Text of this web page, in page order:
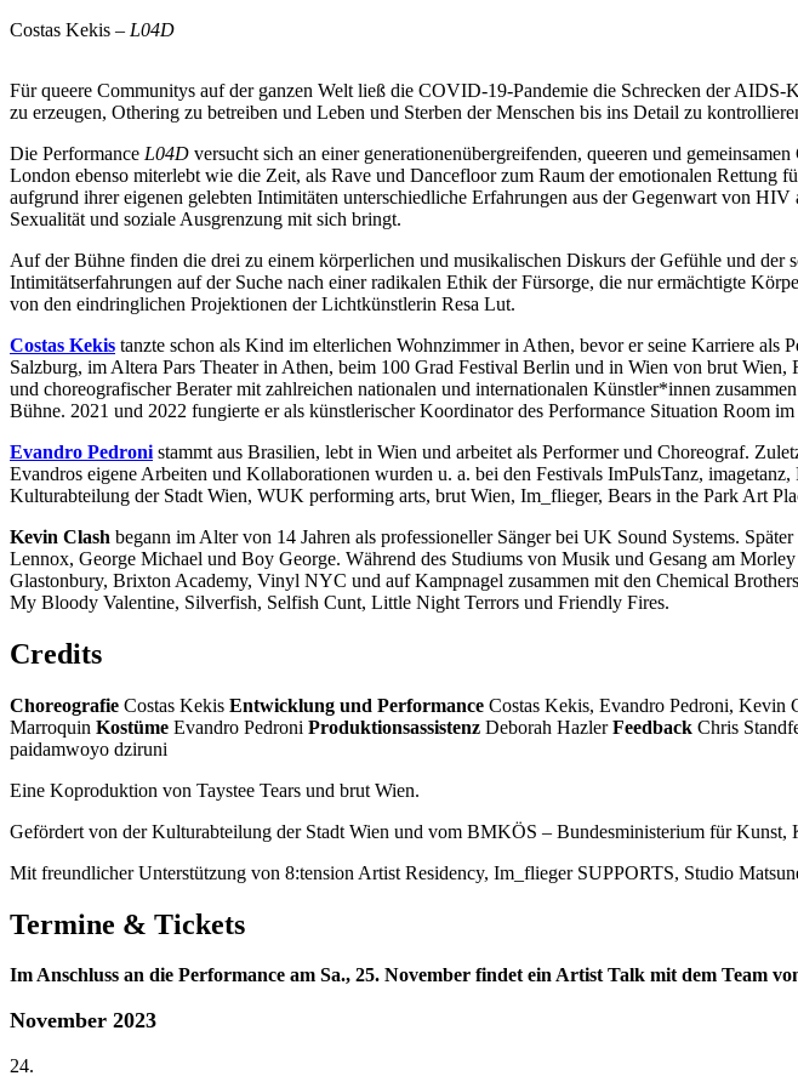
Costas Kekis – L04D
Für queere Communitys auf der ganzen Welt ließ die COVID-19-Pandemie die Schrecken der
zu erzeugen, Othering zu betreiben und Leben und Sterben der Menschen bis ins Detail zu
Die Performance L04D versucht sich an einer generationenübergreifenden, queeren und
London ebenso miterlebt wie die Zeit, als Rave und Dancefloor zum Raum der emotionalen
aufgrund ihrer eigenen gelebten Intimitäten unterschiedliche Erfahrungen aus der Gegenwart von
Sexualität und soziale Ausgrenzung mit sich bringt.
Auf der Bühne finden die drei zu einem körperlichen und musikalischen Diskurs der Gefühle und
Intimitätserfahrungen auf der Suche nach einer radikalen Ethik der Fürsorge, die nur ermächtigte
von den eindringlichen Projektionen der Lichtkünstlerin Resa Lut.
Costas Kekis tanzte schon als Kind im elterlichen Wohnzimmer in Athen, bevor er seine Karriere als
Salzburg, im Altera Pars Theater in Athen, beim 100 Grad Festival Berlin und in Wien von brut
und choreografischer Berater mit zahlreichen nationalen und internationalen Künstler*innen
Bühne. 2021 und 2022 fungierte er als künstlerischer Koordinator des Performance Situation Room
Evandro Pedroni stammt aus Brasilien, lebt in Wien und arbeitet als Performer und Choreograf.
Evandros eigene Arbeiten und Kollaborationen wurden u. a. bei den Festivals ImPulsTanz,
Kulturabteilung der Stadt Wien, WUK performing arts, brut Wien, Im_flieger, Bears in the Park Art
Kevin Clash begann im Alter von 14 Jahren als professioneller Sänger bei UK Sound Systems.
Lennox, George Michael und Boy George. Während des Studiums von Musik und Gesang am
Glastonbury, Brixton Academy, Vinyl NYC und auf Kampnagel zusammen mit den Chemical
My Bloody Valentine, Silverfish, Selfish Cunt, Little Night Terrors und Friendly Fires.
Credits
Choreografie Costas Kekis Entwicklung und Performance Costas Kekis, Evandro Pedroni, Kevin
Marroquin Kostüme Evandro Pedroni Produktionsassistenz Deborah HazlerFeedback Chris
paidamwoyo dziruni
Eine Koproduktion von Taystee Tears und brut Wien.
Gefördert von der Kulturabteilung der Stadt Wien und vom BMKÖS – Bundesministerium für Kunst,
Mit freundlicher Unterstützung von 8:tension Artist Residency, Im_flieger SUPPORTS, Studio
Termine & Tickets
Im Anschluss an die Performance am Sa., 25. November findet ein Artist Talk mit dem Team
November 2023
24.